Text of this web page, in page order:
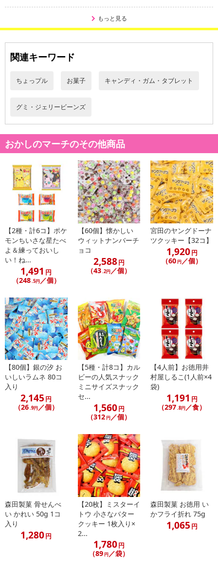
※配送日時の指定が可能な商品の場合、商品によってご指定できる
カート機能をご利用の場合は、配送日時指定をご利用いただけませ
発送日カレンダー
休業日
その他共通および商品カテゴリー別注意事項（※必ずご確認くだ
さい）
こちらの情報は2026年07月09日 時点での情報となります。
もっと見る
関連キーワード
ちょっプル お菓子 キャンディ・ガム・タブレット
グミ・ジェリービーンズ
おかしのマーチのその他商品
【2種・計6コ】ポケ
モンちいさな星たべ
よ＆練っておいし
い！ね...
1,491 円
（248.5円／個）
【60個】懐かしい
ウィットナンバーチ
ョコ
2,588円
（43.2円 ／個）
宮田のヤングドーナ
ツクッキー【32コ】
1,920円
（60 円 ／個）
【80個】銀の汐 お
いしいラムネ 80コ
入り
2,145 円
（26.9円／個）
【5種・計8コ】カル
ビーの人気スナック
ミニサイズスナック
セ...
1,560円
（312 円／個）
【4人前】お徳用井
村屋しるこ(1人前×4
袋)
1,191 円
（297.8円／食）
森田製菓 骨せんべ
い かれい 50g 1コ
入り
1,280円
【20枚】ミスターイ
トウ 小さなバター
クッキー 1枚入り×
2...
1,780円
（89 円／袋）
森田製菓 お徳用 い
かフライ折れ 75g
1,065 円